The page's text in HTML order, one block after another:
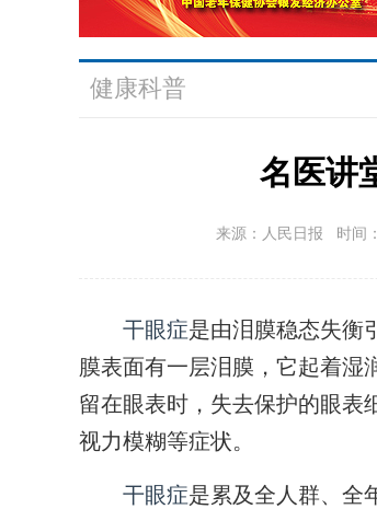
健康科普
名医讲
来源：人民日报 时间
干眼症是由泪膜稳态失衡
膜表面有一层泪膜，它起着湿
留在眼表时，失去保护的眼表
视力模糊等症状。
干眼症是累及全人群、全